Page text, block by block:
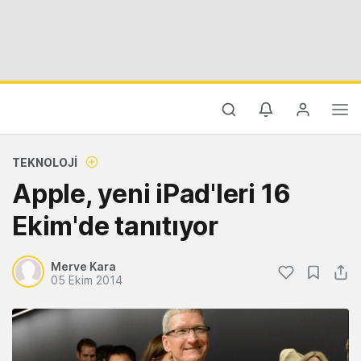
TEKNOLOJI
Apple, yeni iPad'leri 16
Ekim'de tanıtıyor
Merve Kara
05 Ekim 2014